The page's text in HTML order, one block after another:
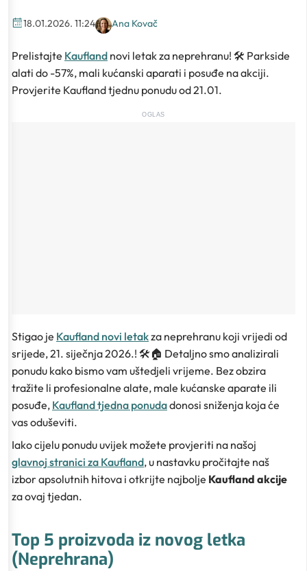
18.01.2026. 11:24 Ana Kovač
Prelistajte Kaufland novi letak za neprehranu! 🛠️ Parkside
alati do -57%, mali kućanski aparati i posuđe na akciji.
Provjerite Kaufland tjednu ponudu od 21.01.
OGLAS
Stigao je Kaufland novi letakza neprehranu koji vrijedi od
srijede, 21. siječnja 2026.! 🛠️🏠 Detaljno smo analizirali
ponudu kako bismo vam uštedjeli vrijeme. Bez obzira
tražite li profesionalne alate, male kućanske aparate ili
posuđe, Kaufland tjedna ponudadonosi sniženja koja će
vas oduševiti.
Iako cijelu ponudu uvijek možete provjeriti na našoj
glavnoj stranici za Kaufland, u nastavku pročitajte naš
izbor apsolutnih hitova i otkrijte najbolje Kaufland akcije
za ovaj tjedan.
Top 5 proizvoda iz novog letka
(Neprehrana)